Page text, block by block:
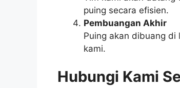
puing secara efisien.
Pembuangan Akhir
Puing akan dibuang di
kami.
Hubungi Kami